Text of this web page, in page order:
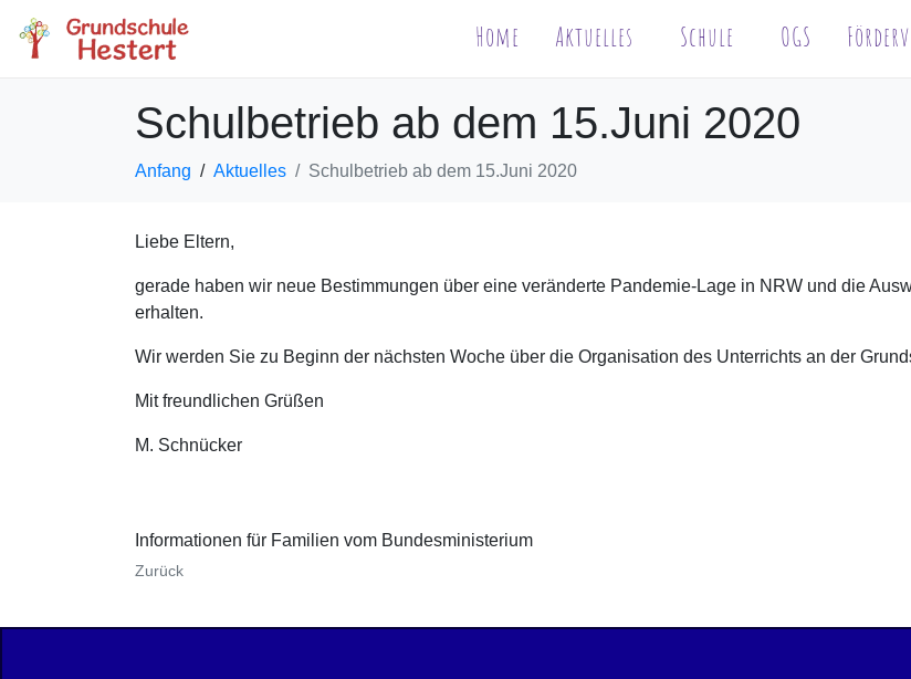
Home Aktuelles Schule OGS
Schulbetrieb ab dem 15.Juni 2020
Anfang Aktuelles Schulbetrieb ab dem 15.Juni 2020
Liebe Eltern,
gerade haben wir neue Bestimmungen über eine veränderte Pandemie-Lage in NRW und die
erhalten.
Wir werden Sie zu Beginn der nächsten Woche über die Organisation des Unterrichts an der
Mit freundlichen Grüßen
M. Schnücker
Informationen für Familien vom Bundesministerium
Zurück